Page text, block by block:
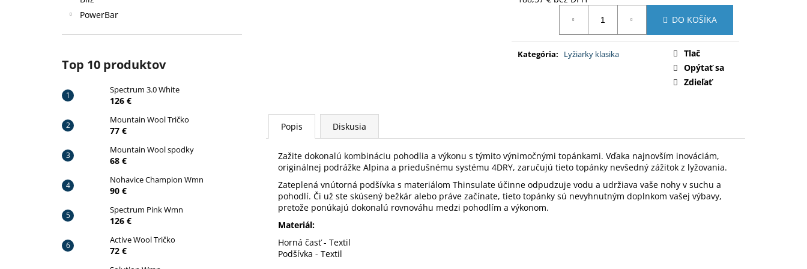
PowerBar
Top 10 produktov
Spectrum 3.0 White
126 €
Mountain Wool Tričko
77 €
Mountain Wool spodky
68 €
Nohavice Champion Wmn
90 €
Spectrum Pink Wmn
126 €
Active Wool Tričko
72 €
DO KOŠÍKA
Kategória: Lyžiarky klasika
Tlač
Opýtať sa
Zdieľať
Popis Diskusia
Zažite dokonalú kombináciu pohodlia a výkonu s týmito výnimočnými topánkami. Vďaka najnovším inováciám,
originálnej podrážke Alpina a priedušnému systému 4DRY, zaručujú tieto topánky nevšedný zážitok z lyžovania.
Zateplená vnútorná podšívka s materiálom Thinsulate účinne odpudzuje vodu a udržiava vaše nohy v suchu a
pohodlí. Či už ste skúsený bežkár alebo práve začínate, tieto topánky sú nevyhnutným doplnkom vašej výbavy,
pretože ponúkajú dokonalú rovnováhu medzi pohodlím a výkonom.
Materiál:
Horná časť - Textil
Podšívka - Textil
SPECTRUM 3.0 WHITE
126 €
MOUNTAIN WOOL SPODKY